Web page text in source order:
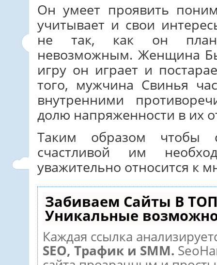
Он умеет проявить
учитывает и свои
не так, как он
невозможным. Женщина
игру он играет и
того, мужчина Свинья
внутренними
долю напряженности в их
Таким образом чтобы
счастливой им
уважительно относится к
Забиваем Сайты В
Уникальные
Каждая ссылка
SEO, Трафик и SMM.